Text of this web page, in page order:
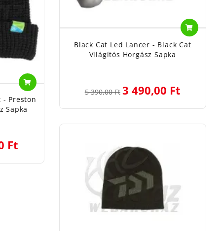
- Preston
Sapka
Ft
Black Cat Led Lancer - Black Cat
Világítós Horgász Sapka
5 390,00 Ft 3 490,00 Ft